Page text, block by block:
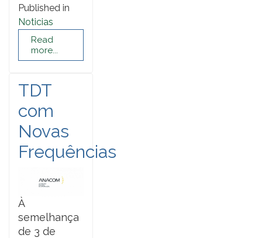
Published in
Noticias
Read
more...
TDT
com
Novas
Frequências
À
semelhança
de 3 de